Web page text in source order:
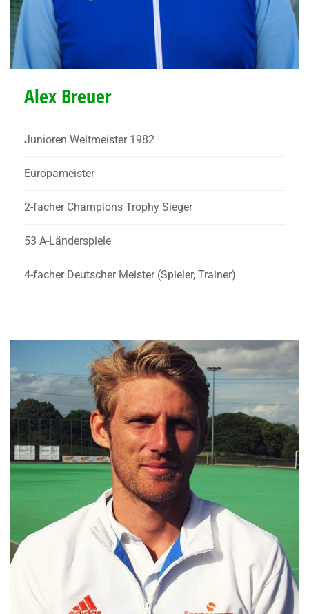
Alex Breuer
Junioren Weltmeister 1982
Europameister
2-facher Champions Trophy Sieger
53 A-Länderspiele
4-facher Deutscher Meister (Spieler, Trainer)